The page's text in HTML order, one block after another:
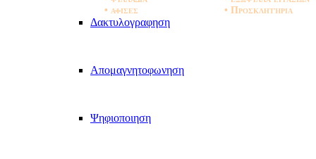
• αφισες
• Προσκλητήρια
Δακτυλογραφηση
Απομαγνητοφωνηση
Ψηφιοποιηση